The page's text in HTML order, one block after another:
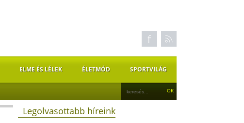
ELME ÉS LÉLEK ÉLETMÓD SPORTVILÁG
Legolvasottabb híreink